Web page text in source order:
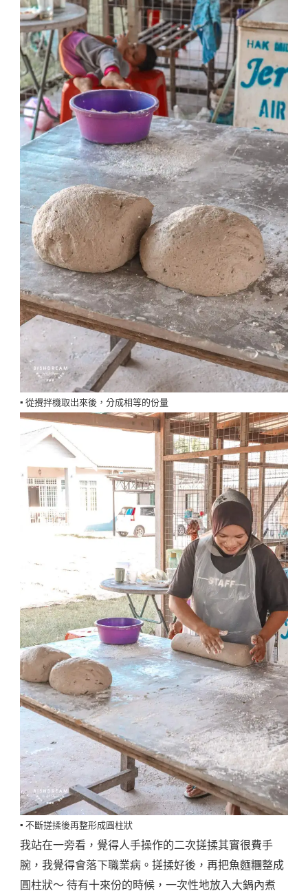
▪️ 從攪拌機取出來後，分成相等的份量
▪️ 不斷搓揉後再整形成圓柱狀
我站在一旁看，覺得人手操作的二次搓揉其實很費手
腕，我覺得會落下職業病。搓揉好後，再把魚麵糰整成
圓柱狀～ 待有十來份的時候，一次性地放入大鍋內煮